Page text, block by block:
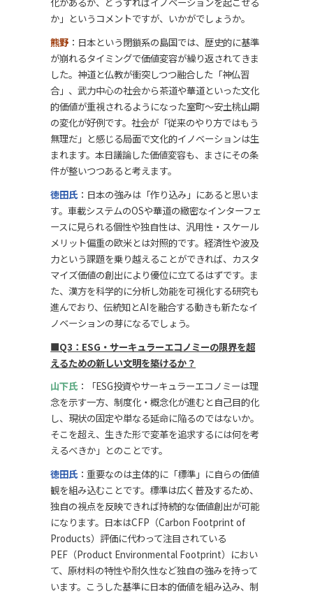
か」というコメントですが、いかがでしょうか。
熊野 ：日本という閉鎖系の島国では、歴史的に基準
が崩れるタイミングで価値変容が繰り返されてきま
した。神道と仏教が衝突しつつ融合した「神仏習
合」、武力中心の社会から茶道や華道といった文化
的価値が重視されるようになった室町〜安土桃山期
の変化が好例です。社会が「従来のやり方ではもう
無理だ」と感じる局面で文化的イノベーションは生
まれます。本日議論した価値変容も、まさにその条
件が整いつつあると考えます。
徳田氏 ：日本の強みは「作り込み」にあると思いま
す。車載システムのOSや華道の緻密なインターフェ
ースに見られる個性や独自性は、汎用性・スケール
メリット偏重の欧米とは対照的です。経済性や波及
力という課題を乗り越えることができれば、カスタ
マイズ価値の創出により優位に立てるはずです。ま
た、漢方を科学的に分析し効能を可視化する研究も
進んでおり、伝統知とAIを融合する動きも新たなイ
ノベーションの芽になるでしょう。
■Q3：ESG・サーキュラーエコノミーの限界を超
えるための新しい文明を築けるか？
山下氏 ：「ESG投資やサーキュラーエコノミーは理
念を示す一方、制度化・概念化が進むと自己目的化
し、現状の固定や単なる延命に陥るのではないか。
そこを超え、生きた形で変革を追求するには何を考
えるべきか」とのことです。
徳田氏 ：重要なのは主体的に「標準」に自らの価値
観を組み込むことです。標準は広く普及するため、
独自の視点を反映できれば持続的な価値創出が可能
になります。日本はCFP（Carbon Footprint of
Products）評価に代わって注目されている
PEF（Product Environmental Footprint）におい
て、原材料の特性や耐久性など独自の強みを持って
います。こうした基準に日本的価値を組み込み、制